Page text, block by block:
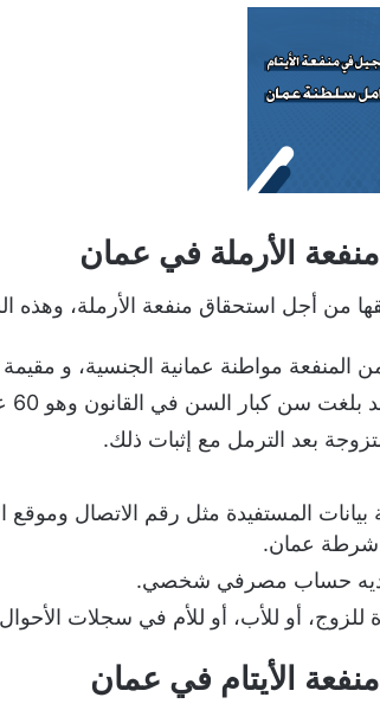
الأرملة في عمان
من أجل استحقاق منفعة الأرملة،
المنفعة مواطنة عمانية الجنسية، و
سن كبار السن في القانون وهو 60 عامًا.
بعد الترمل مع إثبات ذلك.
المستفيدة مثل رقم الاتصال وموقع
شرطة عمان.
لديه حساب مصرفي شخصي.
للزوج، أو للأب، أو للأم في سجلات الأحوال
الأيتام في عمان